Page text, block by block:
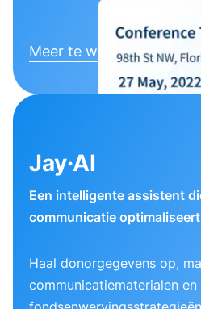
Meer te weten komen
Jay·AI
Een intelligente assistent
communicatie optimaliseert
Haal donorgegevens op,
communicatiematerialen